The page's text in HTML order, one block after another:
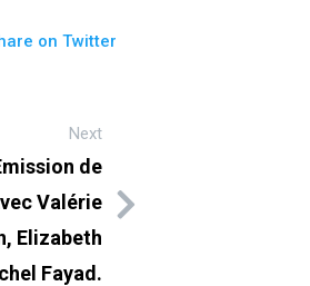
on Twitter
Next
de
Valérie
Elizabeth
Fayad.